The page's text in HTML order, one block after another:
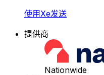
使用Xe发送
提供商
Nationwide